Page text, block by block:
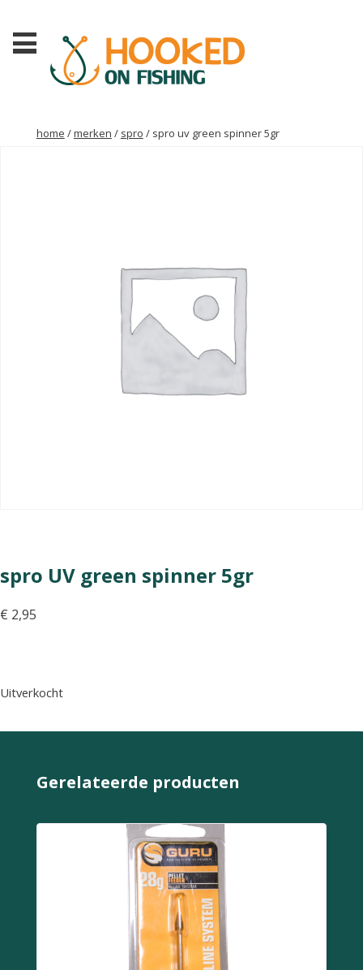
home /merken / spro / spro uv green spinner 5gr
spro UV green spinner 5gr
€ 2,95
Uitverkocht
Gerelateerde producten